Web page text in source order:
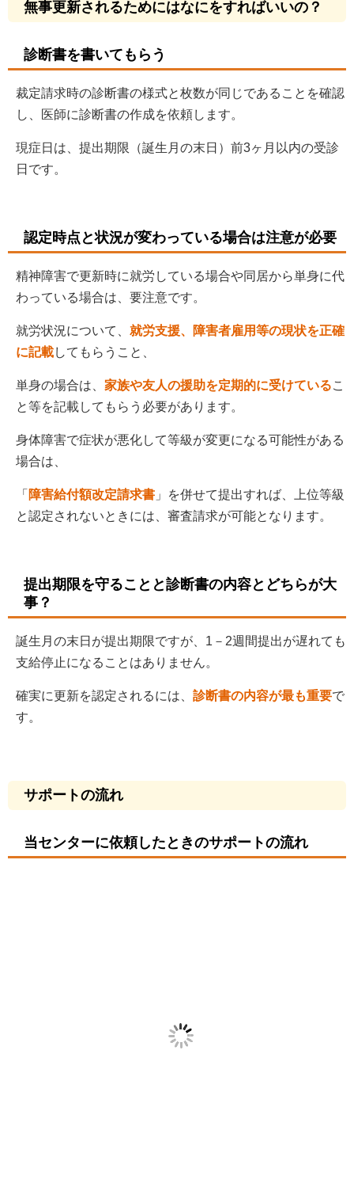
無事更新されるためにはなにをすればいいの？
診断書を書いてもらう
裁定請求時の診断書の様式と枚数が同じであることを確認
し、医師に診断書の作成を依頼します。
現症日は、提出期限（誕生月の末日）前3ヶ月以内の受診
日です。
認定時点と状況が変わっている場合は注意が必要
精神障害で更新時に就労している場合や同居から単身に代
わっている場合は、要注意です。
就労状況について、 就労支援、障害者雇用等の現状を正確
に記載してもらうこと、
単身の場合は、 家族や友人の援助を定期的に受けているこ
と等を記載してもらう必要があります。
身体障害で症状が悪化して等級が変更になる可能性がある
場合は、
「 障害給付額改定請求書 」を併せて提出すれば、上位等級
と認定されないときには、審査請求が可能となります。
提出期限を守ることと診断書の内容とどちらが大
事？
誕生月の末日が提出期限ですが、1－2週間提出が遅れても
支給停止になることはありません。
確実に更新を認定されるには、 診断書の内容が最も重要で
す。
サポートの流れ
当センターに依頼したときのサポートの流れ